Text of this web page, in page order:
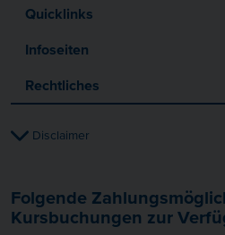
Quicklinks
Infoseiten
Rechtliches
Disclaimer
Folgende
Kursbuchungen zur